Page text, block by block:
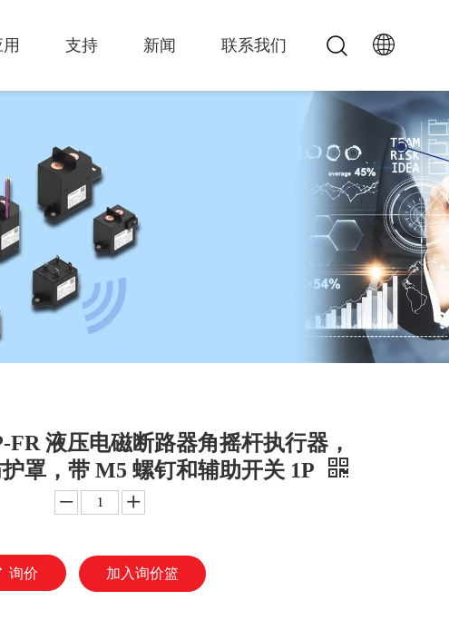
支持 新闻 联系我们
FR 液压电磁断路器角摇杆执行器，
罩，带 M5 螺钉和辅助开关 1P
询价 加入询价篮